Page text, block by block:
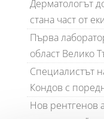
Дерматологът
стана част от
Първа
област Велико
Специалистът
Кондов с
Нов рентгенов